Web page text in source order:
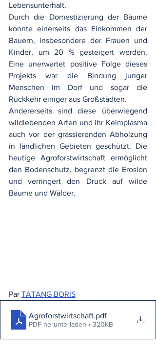
Lebensunterhalt.
Durch die Domestizierung der Bäume
konnte einerseits das Einkommen der
Bauern, insbesondere der Frauen und
Kinder, um 20 % gesteigert werden.
Eine unerwartet positive Folge dieses
Projekts war die Bindung junger
Menschen im Dorf und sogar die
Rückkehr einiger aus Großstädten.
Andererseits sind diese überwiegend
wildlebenden Arten und ihr Keimplasma
auch vor der grassierenden Abholzung
in ländlichen Gebieten geschützt. Die
heutige Agroforstwirtschaft ermöglicht
den Bodenschutz, begrenzt die Erosion
und verringert den Druck auf wilde
Bäume und Wälder.
Par TATANG BORIS
Agroforstwirtschaft.pdf
PDF herunterladen • 320KB